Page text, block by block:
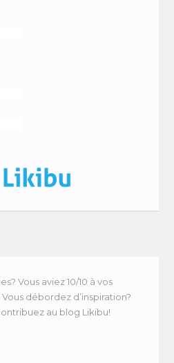
Vous aviez 10/10 à vos
débordez d’inspiration?
au blog Likibu!